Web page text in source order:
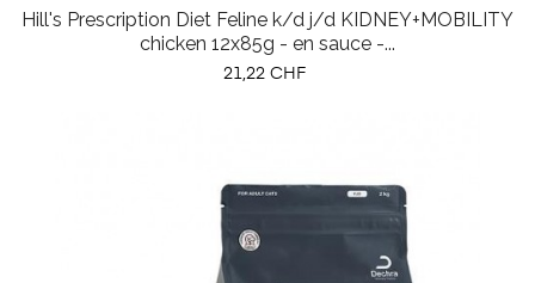
Hill's Prescription Diet Feline k/d j/d KIDNEY+MOBILITY
chicken 12x85g - en sauce -...
Prix
21,22 CHF